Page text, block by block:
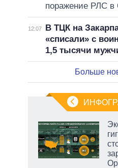
поражение РЛС в
12:07
В ТЦК на
«списали» с
1,5 тысячи
Больше